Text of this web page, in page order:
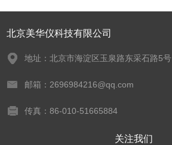
北京美华仪科技有限公司
地址：北京市海淀区玉泉路东采石路5号
邮箱：2696984216@qq.com
传真：86-010-51665884
关注我们